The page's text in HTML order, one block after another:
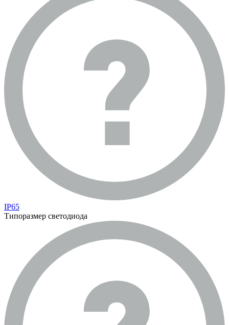
IP65
Типоразмер светодиода